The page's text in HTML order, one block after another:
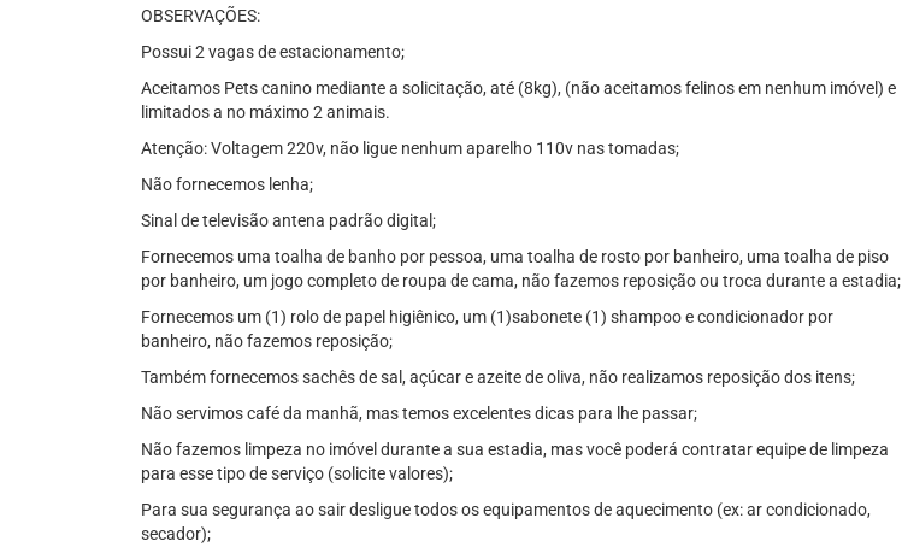
OBSERVAÇÕES:
Possui 2 vagas de estacionamento;
Aceitamos Pets canino mediante a solicitação, até (8kg), (não aceitamos felinos em nenhum imóvel) e
limitados a no máximo 2 animais.
Atenção: Voltagem 220v, não ligue nenhum aparelho 110v nas tomadas;
Não fornecemos lenha;
Sinal de televisão antena padrão digital;
Fornecemos uma toalha de banho por pessoa, uma toalha de rosto por banheiro, uma toalha de piso
por banheiro, um jogo completo de roupa de cama, não fazemos reposição ou troca durante a estadia;
Fornecemos um (1) rolo de papel higiênico, um (1)sabonete (1) shampoo e condicionador por
banheiro, não fazemos reposição;
Também fornecemos sachês de sal, açúcar e azeite de oliva, não realizamos reposição dos itens;
Não servimos café da manhã, mas temos excelentes dicas para lhe passar;
Não fazemos limpeza no imóvel durante a sua estadia, mas você poderá contratar equipe de limpeza
para esse tipo de serviço (solicite valores);
Para sua segurança ao sair desligue todos os equipamentos de aquecimento (ex: ar condicionado,
secador);